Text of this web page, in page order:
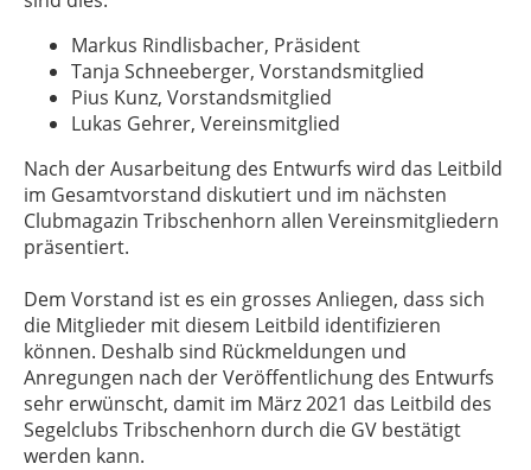
Markus Rindlisbacher, Präsident
Tanja Schneeberger, Vorstandsmitglied
Pius Kunz, Vorstandsmitglied
Lukas Gehrer, Vereinsmitglied
Nach der Ausarbeitung des Entwurfs wird das Leitbild
im Gesamtvorstand diskutiert und im nächsten
Clubmagazin Tribschenhorn allen Vereinsmitgliedern
präsentiert.
Dem Vorstand ist es ein grosses Anliegen, dass sich
die Mitglieder mit diesem Leitbild identifizieren
können. Deshalb sind Rückmeldungen und
Anregungen nach der Veröffentlichung des Entwurfs
sehr erwünscht, damit im März 2021 das Leitbild des
Segelclubs Tribschenhorn durch die GV bestätigt
werden kann.